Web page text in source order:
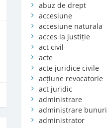
abuz de drept
accesiune
accesiune naturala
acces la justiție
act civil
acte
acte juridice civile
acțiune revocatorie
act juridic
administrare
administrare bunuri
administrator